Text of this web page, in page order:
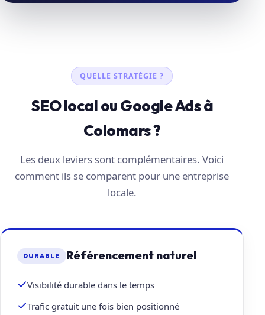
QUELLE STRATÉGIE ?
SEO local ou Google Ads à
Colomars ?
Les deux leviers sont complémentaires. Voici
comment ils se comparent pour une entreprise
locale.
DURABLE Référencement naturel
Visibilité durable dans le temps
Trafic gratuit une fois bien positionné